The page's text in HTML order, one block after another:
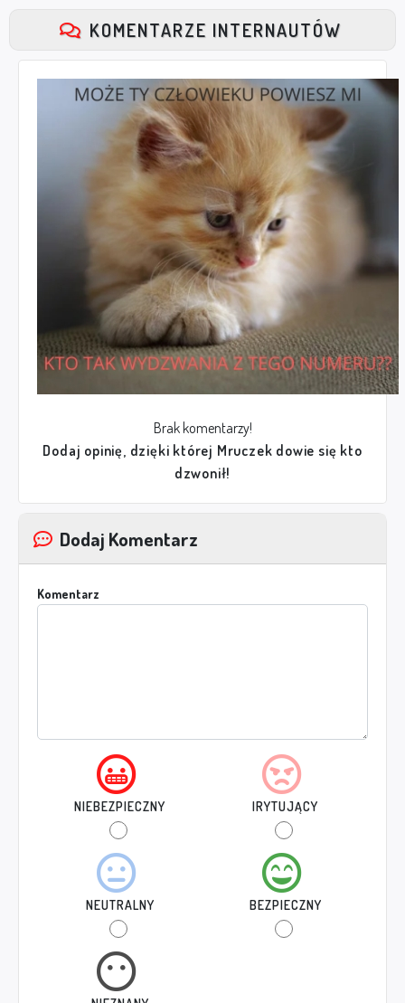
KOMENTARZE INTERNAUTÓW
Brak komentarzy!
Dodaj opinię, dzięki której Mruczek dowie się kto
dzwonił!
Dodaj Komentarz
Komentarz
NIEBEZPIECZNY IRYTUJĄCY
NEUTRALNY BEZPIECZNY